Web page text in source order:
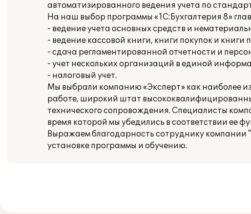
автоматизированного ведения учета по
На наш выбор программы «1С:Бухгалтерия 8»
- ведение учета основных средств и
- ведение кассовой книги, книги покупок и книги
- сдача регламентированной отчетности и
- учет нескольких организаций в единой
- налоговый учет.
Мы выбрали компанию «Эксперт» как наиболее
работе, широкий штат
технического сопровождения. Специалисты
время которой мы убедились в соответствии ее
Выражаем благодарность сотруднику компании
установке программы и обучению.